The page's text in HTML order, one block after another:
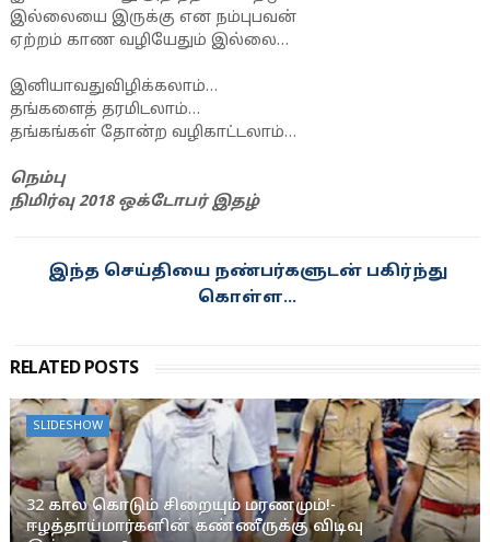
இல்லையை இருக்கு என நம்புபவன்
ஏற்றம் காண வழியேதும் இல்லை…
இனியாவதுவிழிக்கலாம்…
தங்களைத் தரமிடலாம்…
தங்கங்கள் தோன்ற வழிகாட்டலாம்…
நெம்பு
நிமிர்வு 2018 ஒக்டோபர் இதழ்
RELATED POSTS
SLIDESHOW
32 கால கொடும் சிறையும் மரணமும்!-
ஈழத்தாய்மார்களின் கண்ணீருக்கு விடிவு